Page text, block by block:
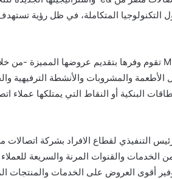
التكنولوجيا المتكاملة، في ظل رؤية
تقوم وفرها بتقديم عروضها المميزة -من
والمشروبات والأنشطة الترفيهية
البنكية أو النقاط التي يمتلكها عملاء
التنفيذي لقطاع الافراد بشركة اتصالات
الخدمات والقنوات المرنة والسريعة
أقوى العروض على الخدمات والمنتجات